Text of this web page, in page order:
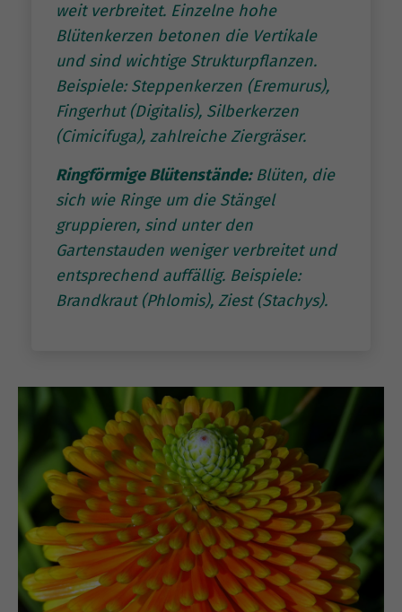
weit verbreitet. Einzelne hohe
Blütenkerzen betonen die Vertikale
und sind wichtige Strukturpflanzen.
Beispiele: Steppenkerzen (Eremurus),
Fingerhut (Digitalis), Silberkerzen
(Cimicifuga), zahlreiche Ziergräser.
Ringförmige Blütenstände:Blüten, die
sich wie Ringe um die Stängel
gruppieren, sind unter den
Gartenstauden weniger verbreitet und
entsprechend auffällig. Beispiele:
Brandkraut (Phlomis), Ziest (Stachys).